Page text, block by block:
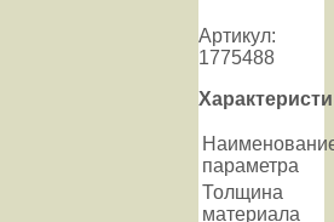
Артикул:
1775488
параметра
Толщина
материала